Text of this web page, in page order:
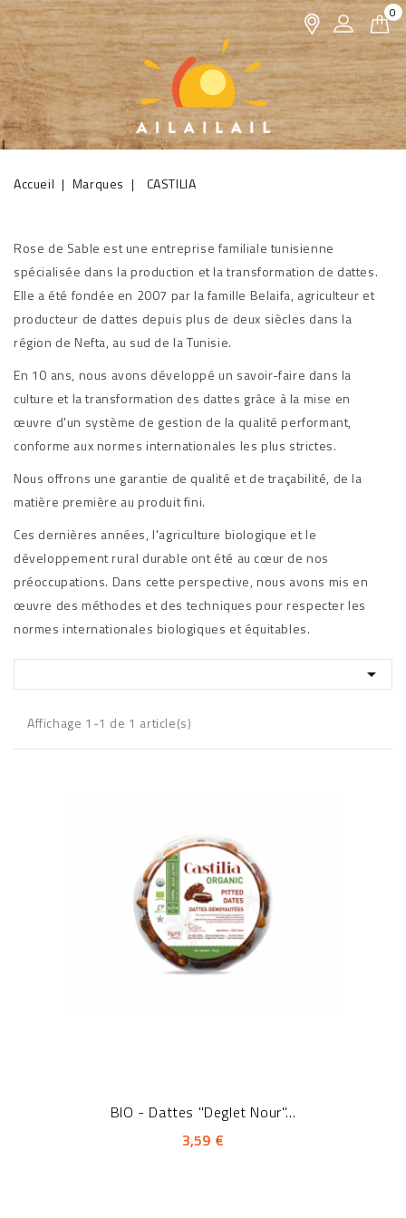
0
Accueil Marques CASTILIA
Rose de Sable est une entreprise familiale tunisienne
spécialisée dans la production et la transformation de dattes.
Elle a été fondée en 2007 par la famille Belaifa, agriculteur et
producteur de dattes depuis plus de deux siècles dans la
région de Nefta, au sud de la Tunisie.
En 10 ans, nous avons développé un savoir-faire dans la
culture et la transformation des dattes grâce à la mise en
œuvre d'un système de gestion de la qualité performant,
conforme aux normes internationales les plus strictes.
Nous offrons une garantie de qualité et de traçabilité, de la
matière première au produit fini.
Ces dernières années, l'agriculture biologique et le
développement rural durable ont été au cœur de nos
préoccupations. Dans cette perspective, nous avons mis en
œuvre des méthodes et des techniques pour respecter les
normes internationales biologiques et équitables.

Affichage 1-1 de 1 article(s)
BIO - Dattes "Deglet Nour"...
3,59 €